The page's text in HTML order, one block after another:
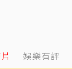
娛樂有評